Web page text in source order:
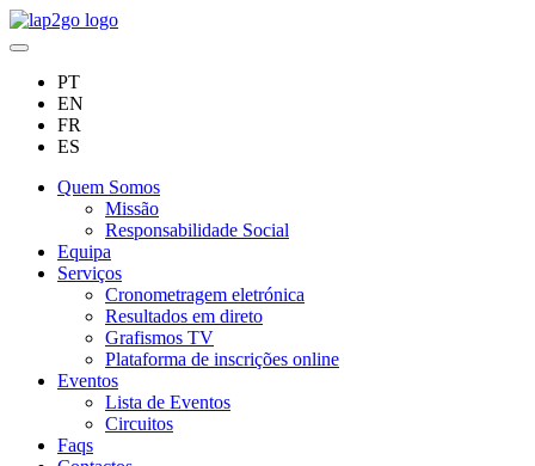
PT
EN
FR
ES
Quem Somos
Missão
Responsabilidade Social
Equipa
Serviços
Cronometragem eletrónica
Resultados em direto
Grafismos TV
Plataforma de inscrições online
Eventos
Lista de Eventos
Circuitos
Faqs